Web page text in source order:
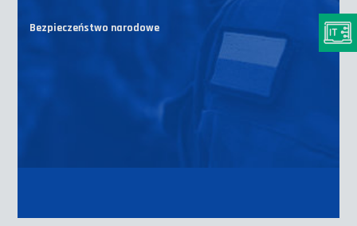
Bezpieczeństwo narodowe